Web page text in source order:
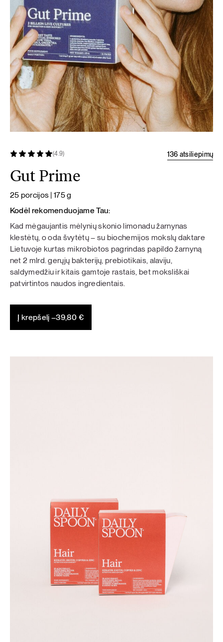
(4.9) 136 atsiliepimų
Gut Prime
25 porcijos | 175 g
Kodėl rekomenduojame Tau:
Kad mėgaujantis mėlynių skonio limonadu žarnynas
klestėtų, o oda švytėtų – su biochemijos mokslų daktare
Lietuvoje kurtas mikrobiotos pagrindas papildo žarnyną
net 2 mlrd. gerųjų bakterijų, prebiotikais, alaviju,
saldymedžiu ir kitais gamtoje rastais, bet moksliškai
patvirtintos naudos ingredientais.
Į krepšelį –39,80€